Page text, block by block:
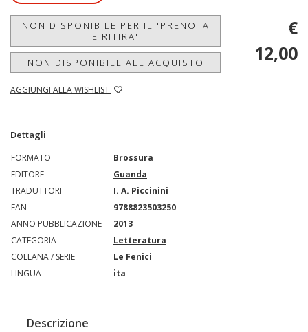
NON DISPONIBILE PER IL 'PRENOTA
E RITIRA'
NON DISPONIBILE ALL'ACQUISTO
AGGIUNGI ALLA WISHLIST
€
12,00
Dettagli
FORMATO
Brossura
EDITORE
Guanda
TRADUTTORI
I. A. Piccinini
EAN
9788823503250
ANNO PUBBLICAZIONE
2013
CATEGORIA
Letteratura
COLLANA / SERIE
Le Fenici
LINGUA
ita
Descrizione